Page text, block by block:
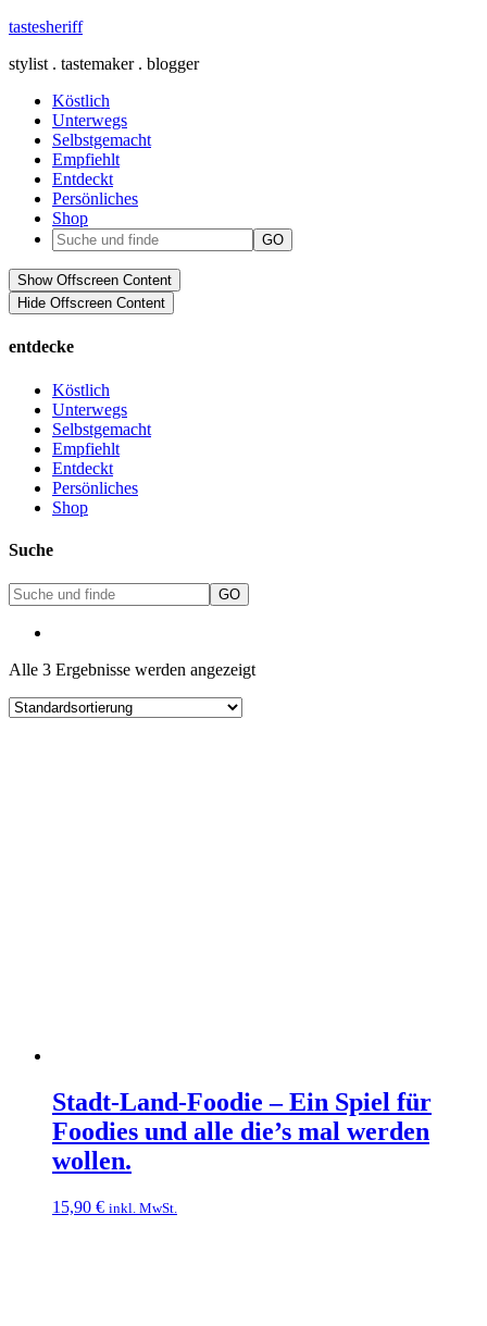
tastesheriff
stylist . tastemaker . blogger
Köstlich
Unterwegs
Selbstgemacht
Empfiehlt
Entdeckt
Persönliches
Shop
Show Offscreen Content
Hide Offscreen Content
entdecke
Köstlich
Unterwegs
Selbstgemacht
Empfiehlt
Entdeckt
Persönliches
Shop
Suche
Alle 3 Ergebnisse werden angezeigt
Stadt-Land-Foodie – Ein Spiel für
Foodies und alle die’s mal werden
wollen.
15,90 € inkl. MwSt.